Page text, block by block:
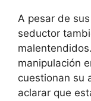
A pesar de
seductor
manipulación
cuestionan su
aclarar que